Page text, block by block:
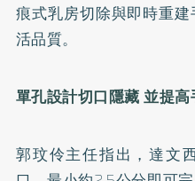
痕式乳房切除與即時重
活品質。
單孔設計切口隱藏 並提
郭玟伶主任指出，達文